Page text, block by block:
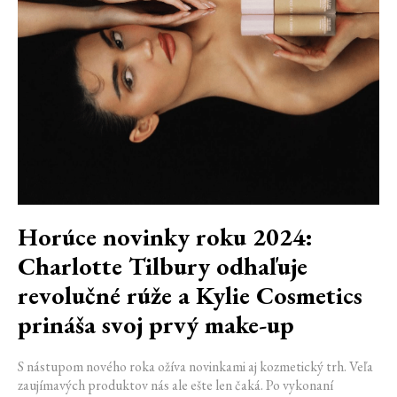
Horúce novinky roku 2024:
Charlotte Tilbury odhaľuje
revolučné rúže a Kylie Cosmetics
prináša svoj prvý make-up
S nástupom nového roka ožíva novinkami aj kozmetický trh. Veľa
zaujímavých produktov nás ale ešte len čaká. Po vykonaní